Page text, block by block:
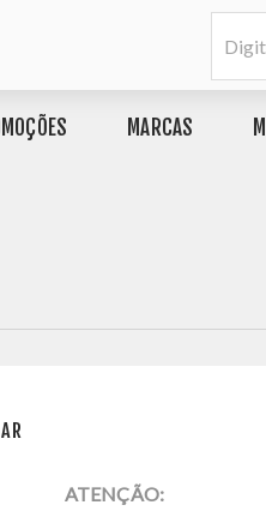
MARCAS
ATENÇÃO: